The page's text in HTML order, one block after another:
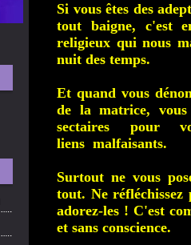
Si vous êtes des
tout baigne, c'est
religieux qui nous
nuit des temps.
Et quand vous
de la matrice, vous
sectaires
pour
liens malfaisants.
Surtout ne vous
tout. Ne réfléchissez
adorez-les ! C'est
et sans conscience.